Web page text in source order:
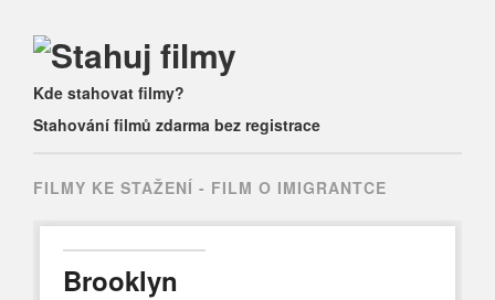
Main menu
Skip
to
content
Kde stahovat filmy?
Stahování filmů zdarma bez registrace
FILMY KE STAŽENÍ - FILM O IMIGRANTCE
Brooklyn